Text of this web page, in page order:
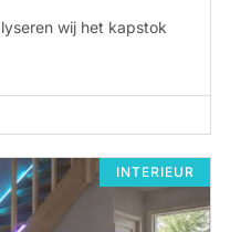
wij het kapstok
INTERIEUR